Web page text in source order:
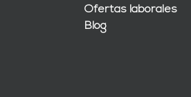
Ofertas laborales
Blog